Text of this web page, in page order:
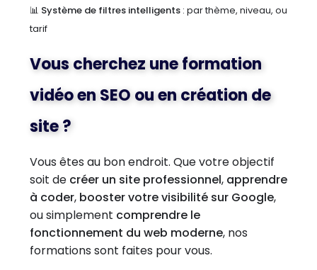
📊 Système de filtres intelligents : par thème, niveau, ou
tarif
Vous cherchez une formation
vidéo en SEO ou en création de
site ?
Vous êtes au bon endroit. Que votre objectif
soit de créer un site professionnel, apprendre
à coder, booster votre visibilité sur Google,
ou simplement comprendre le
fonctionnement du web moderne, nos
formations sont faites pour vous.